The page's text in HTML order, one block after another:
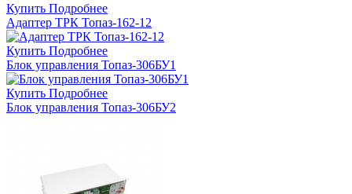
Купить Подробнее
Адаптер ТРК Топаз-162-12
Купить Подробнее
Блок управления Топаз-306БУ1
Купить Подробнее
Блок управления Топаз-306БУ2